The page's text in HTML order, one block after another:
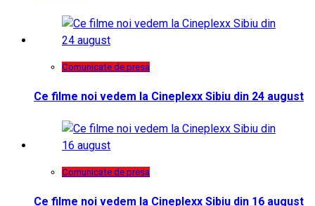
Comunicate de presa
Ce filme noi vedem la Cineplexx Sibiu din 24 august
Comunicate de presa
Ce filme noi vedem la Cineplexx Sibiu din 16 august